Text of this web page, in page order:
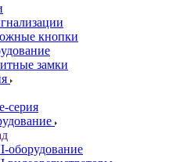
кнопки
замки
серия
оборудование